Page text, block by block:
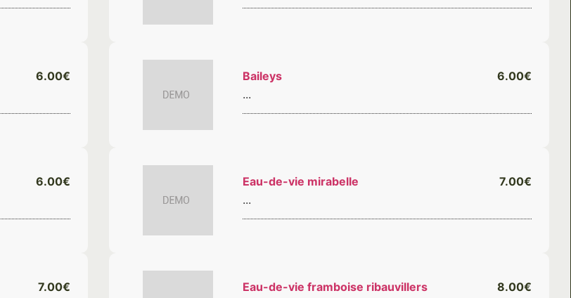
6.00€
Baileys
6.00€
...
6.00€
Eau-de-vie mirabelle
7.00€
...
7.00€
Eau-de-vie framboise ribauvillers 8.00€